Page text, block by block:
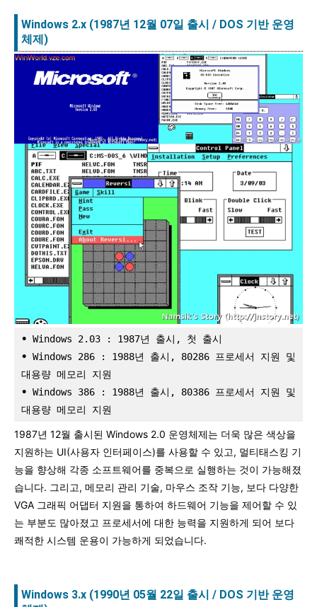
Windows 2.x (1987년 12월 07일 출시 / DOS 기반 운영
체제)
• Windows 2.03 : 1987년 출시, 첫 출시
• Windows 286 : 1988년 출시, 80286 프로세서 지원 및
대용량 메모리 지원
• Windows 386 : 1988년 출시, 80386 프로세서 지원 및
대용량 메모리 지원
1987년 12월 출시된 Windows 2.0 운영체제는 더욱 많은 색상을
지원하는 UI(사용자 인터페이스)를 사용할 수 있고, 멀티태스킹 기
능을 향상해 각종 소프트웨어를 중복으로 실행하는 것이 가능해졌
습니다. 그리고, 메모리 관리 기술, 마우스 조작 기능, 보다 다양한
VGA 그래픽 어댑터 지원을 통하여 하드웨어 기능을 제어할 수 있
는 부분도 많아졌고 프로세서에 대한 능력을 지원하게 되어 보다
쾌적한 시스템 운용이 가능하게 되었습니다.
Windows 3.x (1990년 05월 22일 출시 / DOS 기반 운영